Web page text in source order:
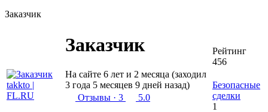
Заказчик
Заказчик
На сайте 6 лет и 2 месяца (заходил
3 года 5 месяцев 9 дней назад)
Отзывы · 3 5.0
Рейтинг
456
Безопасные
сделки
1